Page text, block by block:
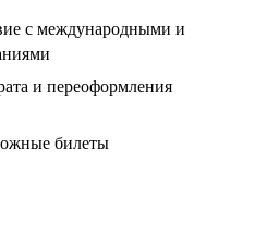
с международными и
и переоформления